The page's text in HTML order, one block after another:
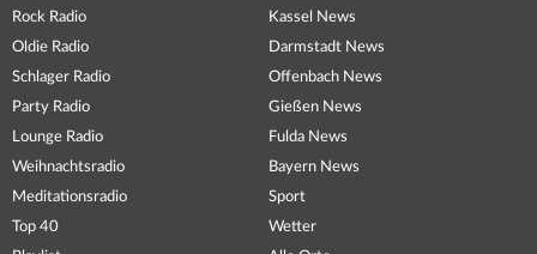
Rock Radio
Oldie Radio
Schlager Radio
Party Radio
Lounge Radio
Weihnachtsradio
Meditationsradio
Top 40
Kassel News
Darmstadt News
Offenbach News
Gießen News
Fulda News
Bayern News
Sport
Wetter